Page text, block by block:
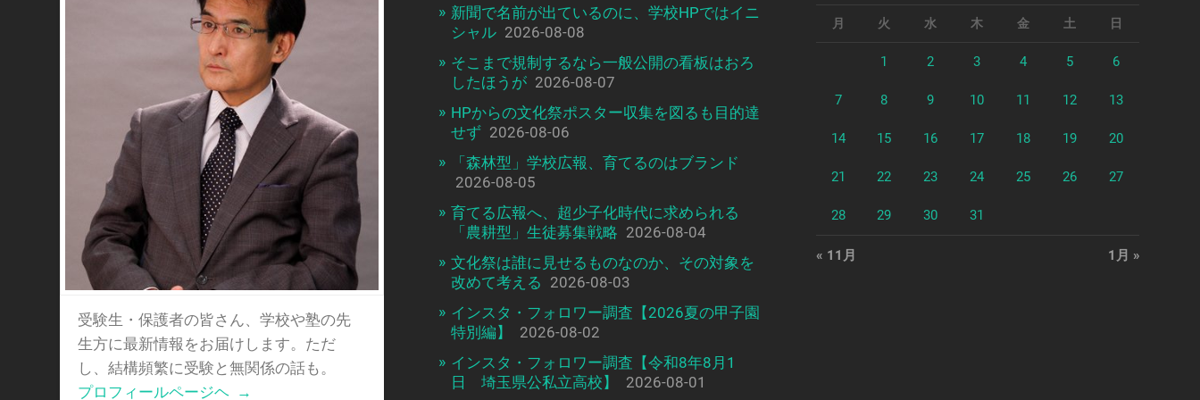
受験生・保護者の皆さん、学校や塾の先
生方に最新情報をお届けします。ただ
し、結構頻繁に受験と無関係の話も。
プロフィールページヘ →
新聞で名前が出ているのに、学校HPではイニ
シャル 2026-08-08
そこまで規制するなら一般公開の看板はおろ
したほうが 2026-08-07
HPからの文化祭ポスター収集を図るも目的達
せず 2026-08-06
「森林型」学校広報、育てるのはブランド
2026-08-05
育てる広報へ、超少子化時代に求められる
「農耕型」生徒募集戦略 2026-08-04
文化祭は誰に見せるものなのか、その対象を
改めて考える 2026-08-03
インスタ・フォロワー調査【2026夏の甲子園
特別編】
2026-08-02
インスタ・フォロワー調査【令和8年8月1
日 埼玉県公私立高校】
2026-08-01
月 火 水 木 金 土 日
1 2 3 4 5 6
7 8 9 10 11 12 13
14 15 16 17 18 19 20
21 22 23 24 25 26 27
28 29 30 31
« 11月 1月 »